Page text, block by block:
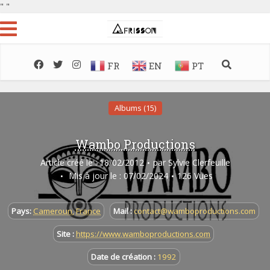
" "
FR EN PT
Albums (15)
Wambo Productions
Article créé le : 18/02/2012 par Sylvie Clerfeuille
Mis à jour le : 07/02/2024
126 Vues
Pays: Cameroun,France Mail :contact@wamboproductions.com
Site : https://www.wamboproductions.com
Date de création : 1992